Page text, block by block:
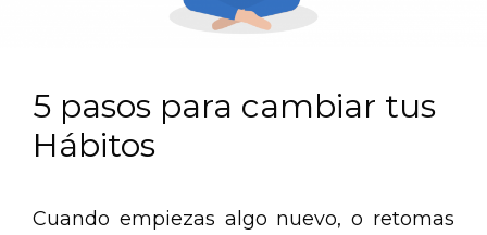
5 pasos para cambiar tus
Hábitos
Cuando empiezas algo nuevo, o retomas